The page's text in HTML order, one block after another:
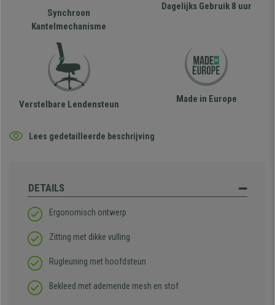
Synchroon
Kantelmechanisme
Dagelijks Gebruik 8 uur
Verstelbare Lendensteun Made in Europe
Lees gedetailleerde beschrijving
DETAILS
Ergonomisch ontwerp
Zitting met dikke vulling
Rugleuning met hoofdsteun
Bekleed met ademende mesh en stof